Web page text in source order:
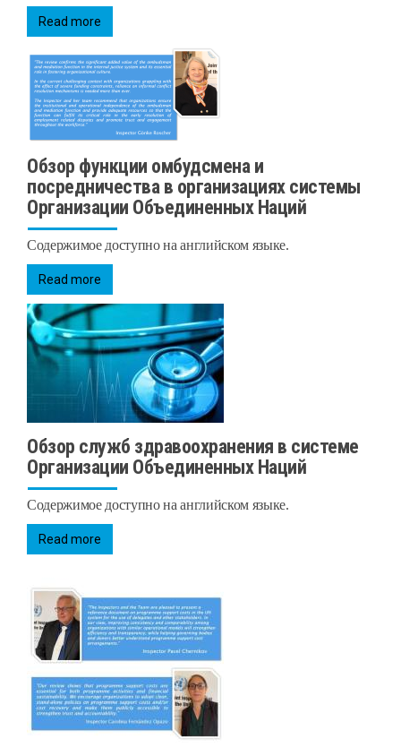
Read more
Обзор функции омбудсмена и
посредничества в организациях системы
Организации Объединенных Наций
Содержимое доступно на английском языке.
Read more
Обзор служб здравоохранения в системе
Организации Объединенных Наций
Содержимое доступно на английском языке.
Read more